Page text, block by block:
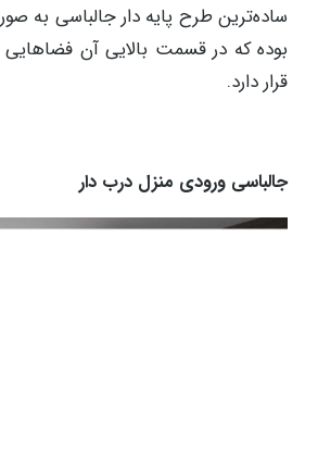
ساده‌ترین طرح پایه دار جالباسی به
بوده که در قسمت بالایی آن فضاهایی
قرار دارد.
جالباسی ورودی منزل درب دار